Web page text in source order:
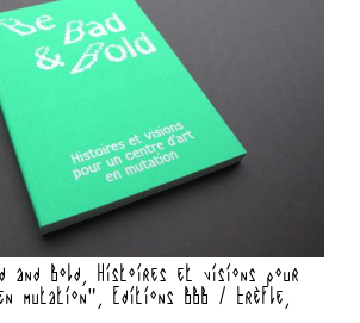
and Bold, Histoires et visions pour
mutation", Editions BBB / Trèfle,